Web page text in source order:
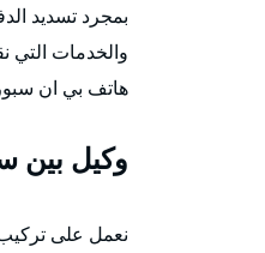
بمجرد تسديد
والخدمات التي
هاتف بي ان
وكيل بين